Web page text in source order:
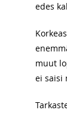
edes
muut
ei saisi